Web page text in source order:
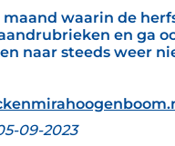
maand waarin de
en ga
naar steeds weer
09-2023